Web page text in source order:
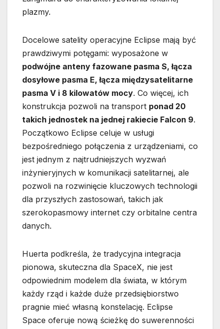
plazmy.
Docelowe satelity operacyjne Eclipse mają być
prawdziwymi potęgami: wyposażone w
podwójne anteny fazowane pasma S, łącza
dosyłowe pasma E, łącza międzysatelitarne
pasma V i 8 kilowatów mocy. Co więcej, ich
konstrukcja pozwoli na transport ponad 20
takich jednostek na jednej rakiecie Falcon 9.
Początkowo Eclipse celuje w usługi
bezpośredniego połączenia z urządzeniami, co
jest jednym z najtrudniejszych wyzwań
inżynieryjnych w komunikacji satelitarnej, ale
pozwoli na rozwinięcie kluczowych technologii
dla przyszłych zastosowań, takich jak
szerokopasmowy internet czy orbitalne centra
danych.
Huerta podkreśla, że tradycyjna integracja
pionowa, skuteczna dla SpaceX, nie jest
odpowiednim modelem dla świata, w którym
każdy rząd i każde duże przedsiębiorstwo
pragnie mieć własną konstelację. Eclipse
Space oferuje nową ścieżkę do suwerenności